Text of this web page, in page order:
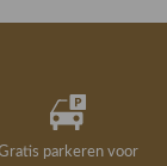
parkeren voor